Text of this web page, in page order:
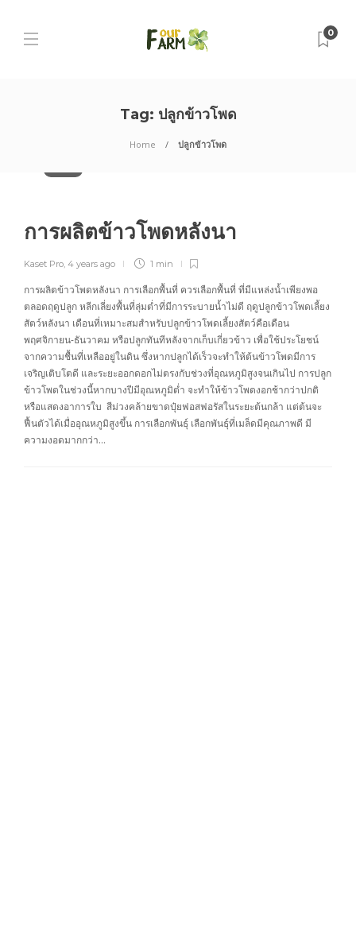
0
Tag: ปลูกข้าวโพด
Home ปลูกข้าวโพด
การผลิตข้าวโพดหลังนา
Kaset Pro, 4 years ago 1 min
การผลิตข้าวโพดหลังนา การเลือกพื้นที่ ควรเลือกพื้นที่ ที่มีแหล่งน้ำเพียงพอ
ตลอดฤดูปลูก หลีกเลี่ยงพื้นที่ลุ่มต่ำที่มีการระบายน้ำไม่ดี ฤดูปลูกข้าวโพดเลี้ยง
สัตว์หลังนา เดือนที่เหมาะสมสำหรับปลูกข้าวโพดเลี้ยงสัตว์คือเดือน
พฤศจิกายน-ธันวาคม หรือปลูกทันทีหลังจากเก็บเกี่ยวข้าว เพื่อใช้ประโยชน์
จากความชื้นที่เหลืออยู่ในดิน ซึ่งหากปลูกได้เร็วจะทำให้ต้นข้าวโพดมีการ
เจริญเติบโตดี และระยะออกดอกไม่ตรงกับช่วงที่อุณหภูมิสูงจนเกินไป การปลูก
ข้าวโพดในช่วงนี้หากบางปีมีอุณหภูมิต่ำ จะทำให้ข้าวโพดงอกช้ากว่าปกติ
หรือแสดงอาการใบ สีม่วงคล้ายขาดปุ๋ยฟอสฟอรัสในระยะต้นกล้า แต่ต้นจะ
ฟื้นตัวได้เมื่ออุณหภูมิสูงขึ้น การเลือกพันธุ์ เลือกพันธุ์ที่เมล็ดมีคุณภาพดี มี
ความงอดมากกว่า…